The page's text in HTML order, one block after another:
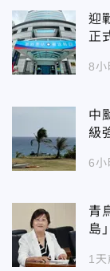
迎
正
8小
中
級
6小
青
島
1天